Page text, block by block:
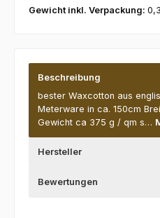
Gewicht inkl. Verpackung:
Beschreibung
bester Waxcotton aus
Meterware in ca. 150cm
Gewicht ca 375 g / qm s…
Hersteller
Bewertungen